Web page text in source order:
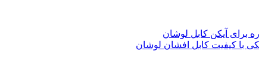
کابل لوشان
کابل افشان لوشان